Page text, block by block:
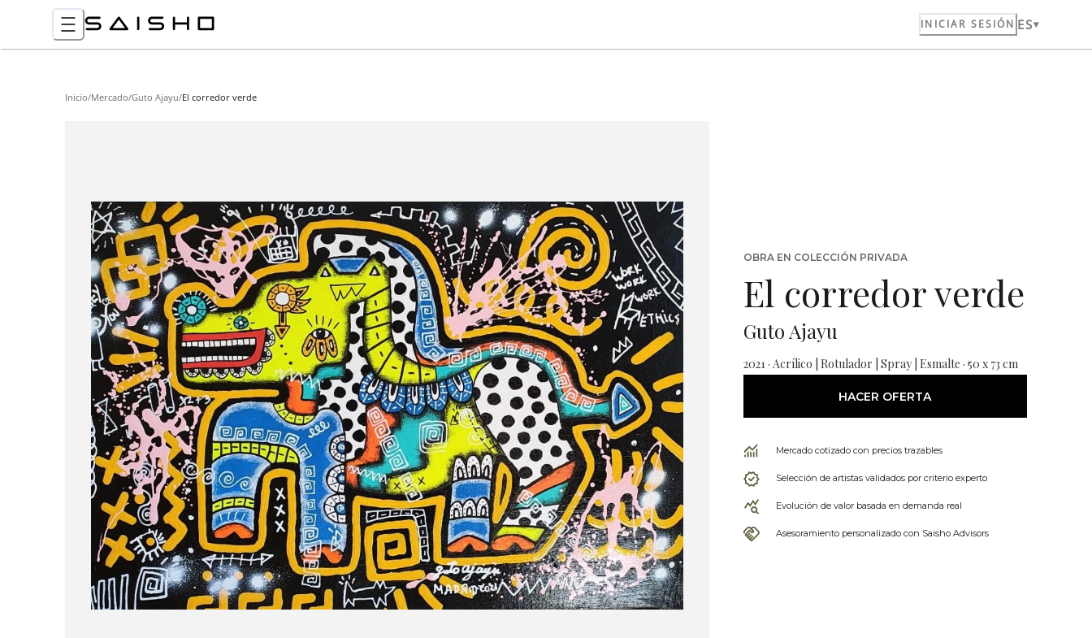
INICIAR SESIÓN ES
Inicio/Mercado/Guto Ajayu/El corredor verde
OBRA EN COLECCIÓN PRIVADA
El corredor verde
Guto Ajayu
2021 · Acrílico | Rotulador | Spray | Esmalte · 50 x 73 cm
HACER OFERTA
Mercado cotizado con precios trazables
Selección de artistas validados por criterio experto
Evolución de valor basada en demanda real
Asesoramiento personalizado con Saisho Advisors